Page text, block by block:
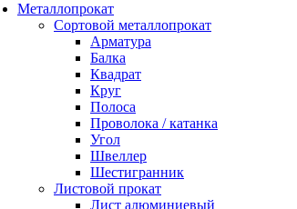
Металлопрокат
Сортовой металлопрокат
Арматура
Балка
Квадрат
Круг
Полоса
Проволока / катанка
Угол
Швеллер
Шестигранник
Листовой прокат
Лист алюминиевый